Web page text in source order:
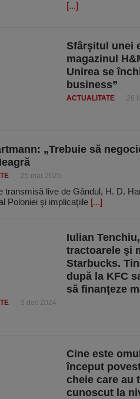
[...]
Sfârşitul unei
magazinul
Unirea se
business”
ACTUALITATE 26
„Trebuie să
25 mar 2025
transmisă live de Gândul, H. D.
Poloniei şi implicaţiile [...]
Iulian
tractoarele şi
Starbucks.
după la KFC
să finanţeze
3 dec 2024
Cine este
început
cheie care au
cunoscut la